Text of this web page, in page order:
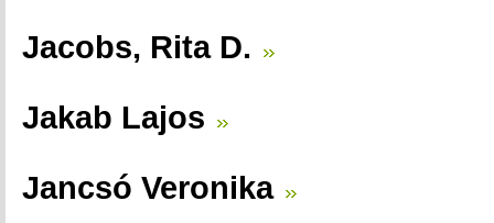
Jacobs, Rita D.
Jakab Lajos
Jancsó Veronika